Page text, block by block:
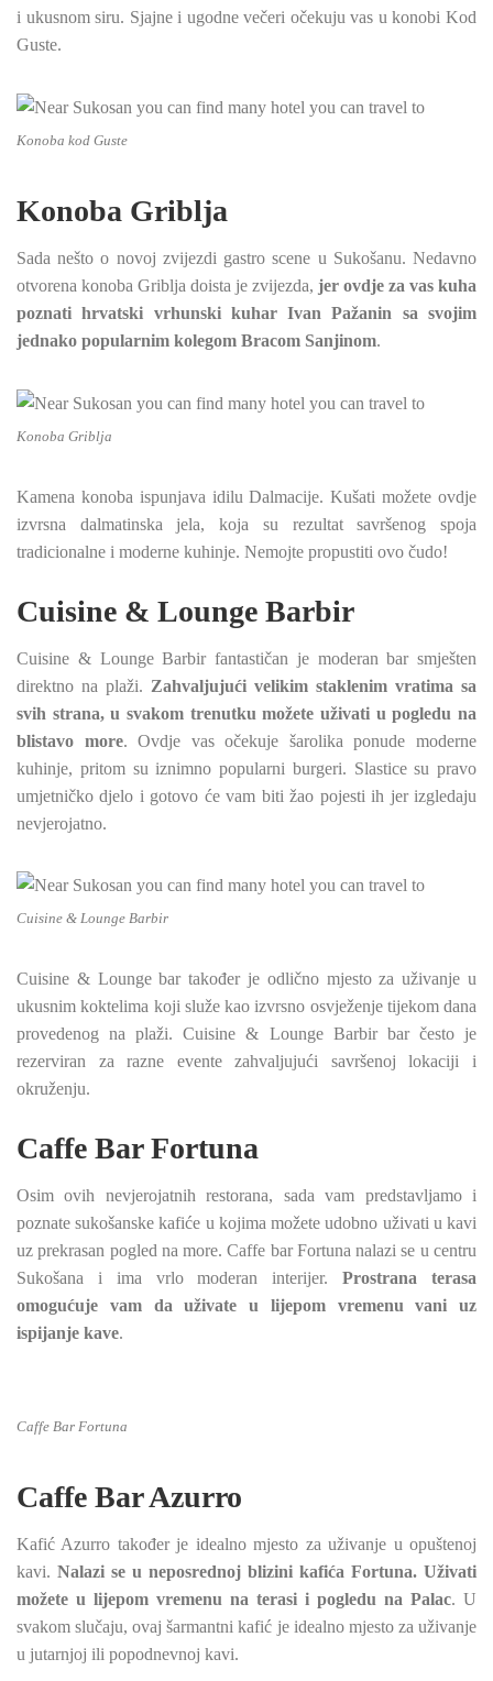
i ukusnom siru. Sjajne i ugodne večeri očekuju vas u konobi Kod
Guste.
Konoba kod Guste
Konoba Griblja
Sada nešto o novoj zvijezdi gastro scene u Sukošanu. Nedavno
otvorena konoba Griblja doista je zvijezda, jer ovdje za vas kuha
poznati hrvatski vrhunski kuhar Ivan Pažanin sa svojim
jednako popularnim kolegom Bracom Sanjinom.
Konoba Griblja
Kamena konoba ispunjava idilu Dalmacije. Kušati možete ovdje
izvrsna dalmatinska jela, koja su rezultat savršenog spoja
tradicionalne i moderne kuhinje. Nemojte propustiti ovo čudo!
Cuisine & Lounge Barbir
Cuisine & Lounge Barbir fantastičan je moderan bar smješten
direktno na plaži. Zahvaljujući velikim staklenim vratima sa
svih strana, u svakom trenutku možete uživati u pogledu na
blistavo more. Ovdje vas očekuje šarolika ponude moderne
kuhinje, pritom su iznimno popularni burgeri. Slastice su pravo
umjetničko djelo i gotovo će vam biti žao pojesti ih jer izgledaju
nevjerojatno.
Cuisine & Lounge Barbir
Cuisine & Lounge bar također je odlično mjesto za uživanje u
ukusnim koktelima koji služe kao izvrsno osvježenje tijekom dana
provedenog na plaži. Cuisine & Lounge Barbir bar često je
rezerviran za razne evente zahvaljujući savršenoj lokaciji i
okruženju.
Caffe Bar Fortuna
Osim ovih nevjerojatnih restorana, sada vam predstavljamo i
poznate sukošanske kafiće u kojima možete udobno uživati u kavi
uz prekrasan pogled na more. Caffe bar Fortuna nalazi se u centru
Sukošana i ima vrlo moderan interijer.Prostrana terasa
omogućuje vam da uživate u lijepom vremenu vani uz
ispijanje kave.
Caffe Bar Fortuna
Caffe Bar Azurro
Kafić Azurro također je idealno mjesto za uživanje u opuštenoj
kavi. Nalazi se u neposrednoj blizini kafića Fortuna. Uživati
možete u lijepom vremenu na terasi i pogledu na Palac. U
svakom slučaju, ovaj šarmantni kafić je idealno mjesto za uživanje
u jutarnjoj ili popodnevnoj kavi.